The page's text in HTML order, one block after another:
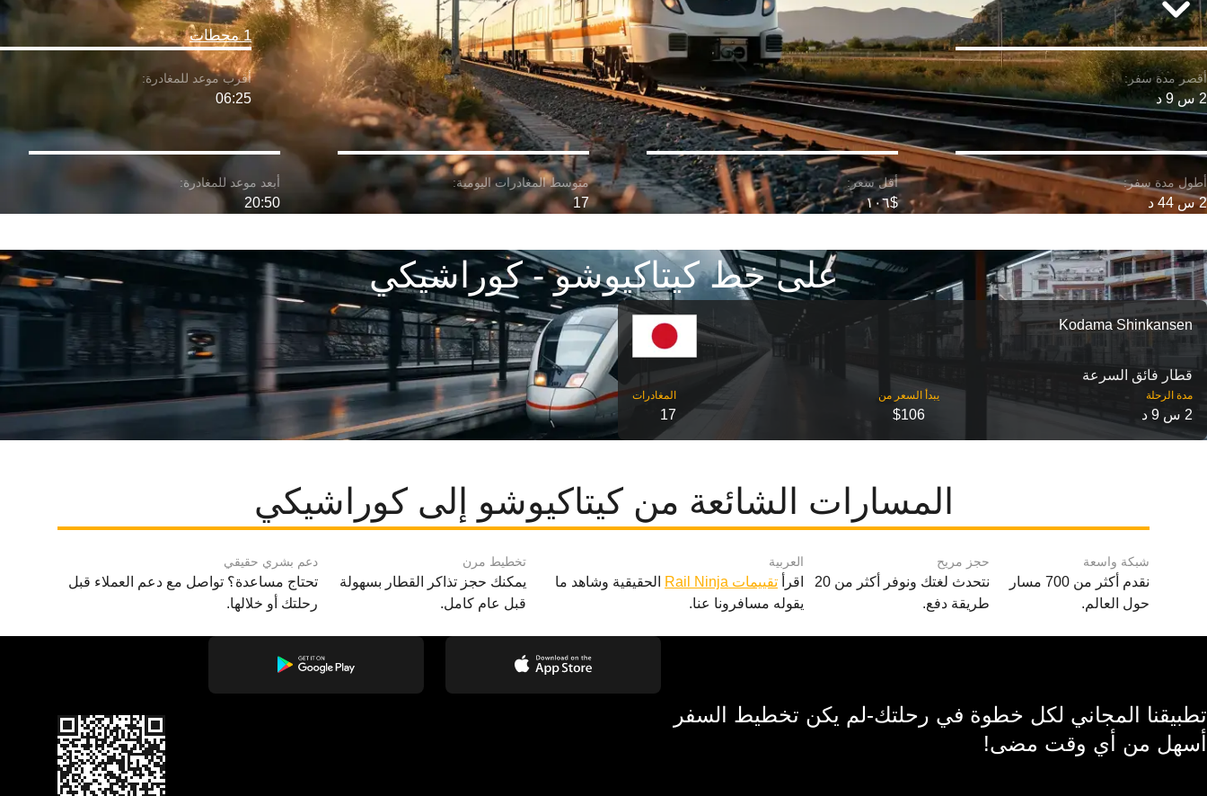
1 محطات
2 س 9 د 06:25
2 س 44 د $١٠٦ 17
20:50
على خط كيتاكيوشو - كوراشيكي
Kodama Shinkansen
قطار فائق السرعة
مدة الرحلة
2 س 9 د $106
17
المسارات الشائعة من كيتاكيوشو إلى كوراشيكي
شبكة واسعة
نقدم أكثر من 700 مسار
حول العالم.
حجز مريح
نتحدث لغتك ونوفر أكثر من 20
طريقة دفع.
العربية
اقرأ تقييمات Rail Ninja
الحقيقية وشاهد ما
يقوله مسافرونا عنا.
تخطيط مرن
يمكنك حجز تذاكر القطار بسهولة
قبل عام كامل.
دعم بشري حقيقي
تحتاج مساعدة؟ تواصل مع دعم العملاء قبل
رحلتك أو خلالها.
تطبيقنا المجاني لكل خطوة في رحلتك-لم يكن تخطيط السفر
أسهل من أي وقت مضى!